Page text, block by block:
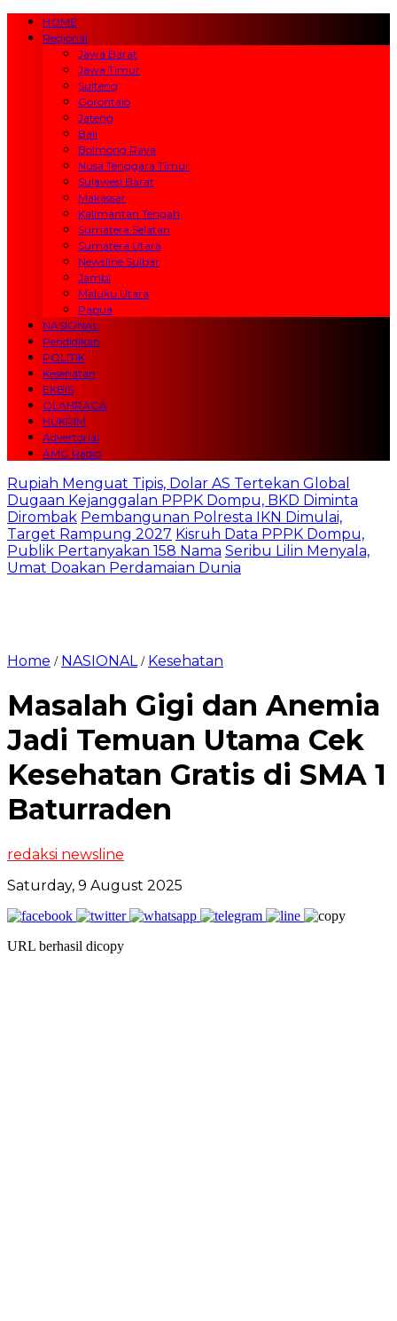
HOME
Regional
Jawa Barat
Jawa Timur
Sulteng
Gorontalo
Jateng
Bali
Bolmong Raya
Nusa Tenggara Timur
Sulawesi Barat
Makassar
Kalimantan Tengah
Sumatera Selatan
Sumatera Utara
Newsline Sulbar
Jambi
Maluku Utara
Papua
NASIONAL
Pendidikan
POLITIK
Kesehatan
EKBIS
OLAHRAGA
HUKRIM
Advertorial
AMG Radio
Rupiah Menguat Tipis, Dolar AS Tertekan Global
Dugaan Kejanggalan PPPK Dompu, BKD Diminta
Dirombak Pembangunan Polresta IKN Dimulai,
Target Rampung 2027 Kisruh Data PPPK Dompu,
Publik Pertanyakan 158 Nama Seribu Lilin Menyala,
Umat Doakan Perdamaian Dunia
Home / NASIONAL / Kesehatan
Masalah Gigi dan Anemia
Jadi Temuan Utama Cek
Kesehatan Gratis di SMA 1
Baturraden
redaksi newsline
Saturday, 9 August 2025
URL berhasil dicopy